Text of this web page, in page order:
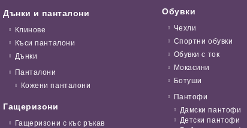
Дънки и панталони
Клинове
Къси панталони
Дънки
Панталони
Кожени панталони
Гащеризони
Гащеризони с къс ръкав
Обувки
Чехли
Спортни обувки
Обувки с ток
Мокасини
Ботуши
Пантофи
Дамски пантофи
Детски пантофи